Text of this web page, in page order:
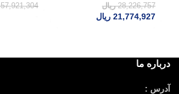
28,226,757 ریال
21,774,927 ریال
57,921,304
درباره ما
آدرس :